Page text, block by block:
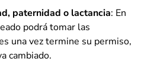
paternidad o lactancia: En
podrá tomar las
una vez termine su permiso,
cambiado.